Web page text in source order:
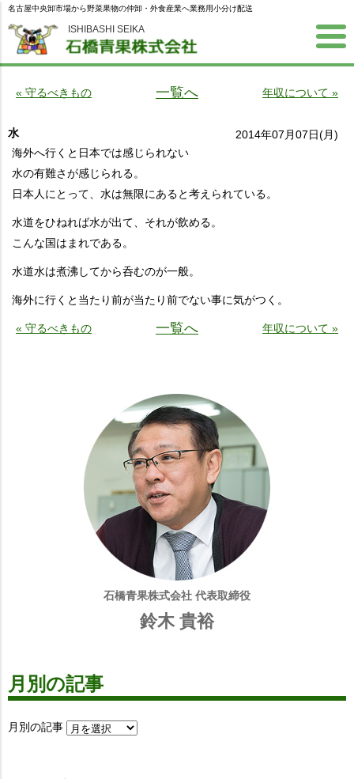
ISHIBASHI SEIKA
名古屋中央卸市場から野菜果物の仲卸・外食産業へ業務用小分け配送
« 守るべきもの 一覧へ 年収について »
水
2014年07月07日(月)
海外へ行くと日本では感じられない
水の有難さが感じられる。
日本人にとって、水は無限にあると考えられている。
水道をひねれば水が出て、それが飲める。
こんな国はまれである。
水道水は煮沸してから呑むのが一般。
海外に行くと当たり前が当たり前でない事に気がつく。
« 守るべきもの 一覧へ 年収について »
石橋青果株式会社 代表取締役
鈴木 貴裕
月別の記事
月別の記事